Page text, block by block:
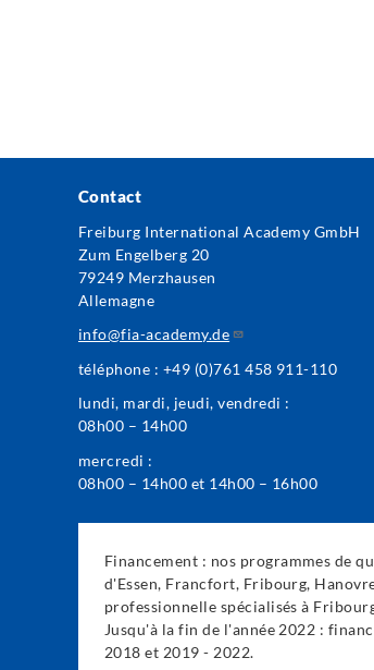
Contact
Freiburg International Academy GmbH
Zum Engelberg 20
79249 Merzhausen
Allemagne
info@fia-academy.de
téléphone : +49 (0)761 458 911-110
lundi, mardi, jeudi, vendredi :
08h00 – 14h00
mercredi :
08h00 – 14h00 et 14h00 – 16h00
Financement : nos programmes de
d'Essen, Francfort, Fribourg,
professionnelle spécialisés à
Jusqu'à la fin de l'année 2022 :
2018 et 2019 - 2022.